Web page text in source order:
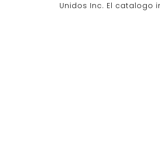
Unidos Inc. El catalogo